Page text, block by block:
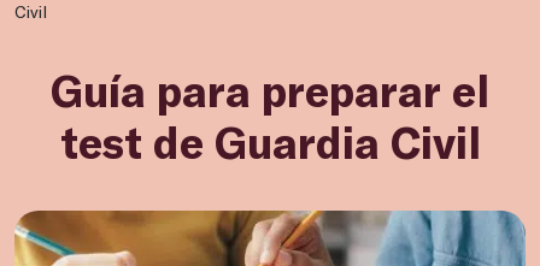
Civil
Guía para preparar el
test de Guardia Civil